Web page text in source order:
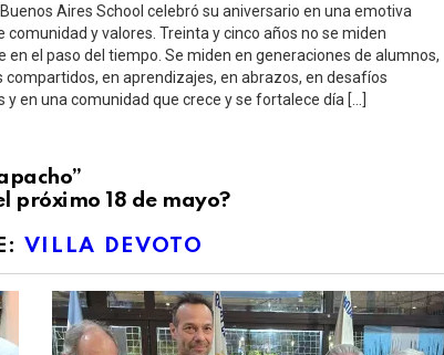
Aires School celebró su aniversario en una emotiva
comunidad y valores. Treinta y cinco años no se miden
en el paso del tiempo. Se miden en generaciones de alumnos,
compartidos, en aprendizajes, en abrazos, en desafíos
y en una comunidad que crece y se fortalece día […]
próximo 18 de mayo?
VILLA DEVOTO